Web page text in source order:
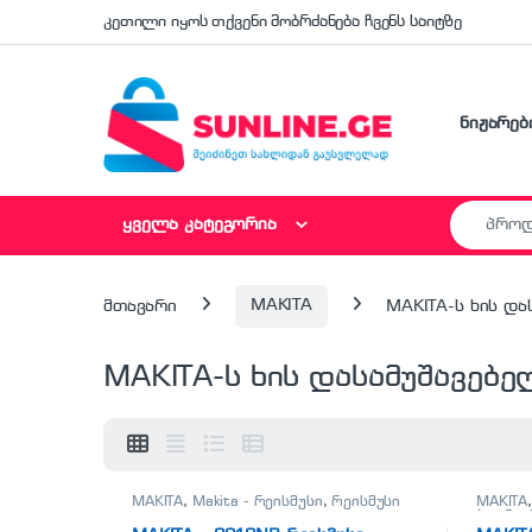
კეთილი იყოს თქვენი მობრძანება ჩვენს საიტზე
ყველა კატეგორია
Search for:
მთავარი MAKITA MAKITA-ს ხის
MAKITA-ს ხის
MAKITA, Makita - რეისმუსი,რეისმუსი MAKITA,